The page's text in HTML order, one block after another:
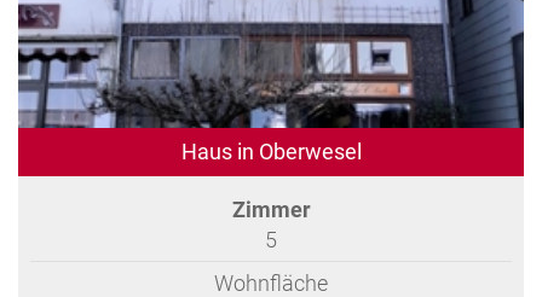
Haus in Oberwesel
Zimmer
5
Wohnfläche